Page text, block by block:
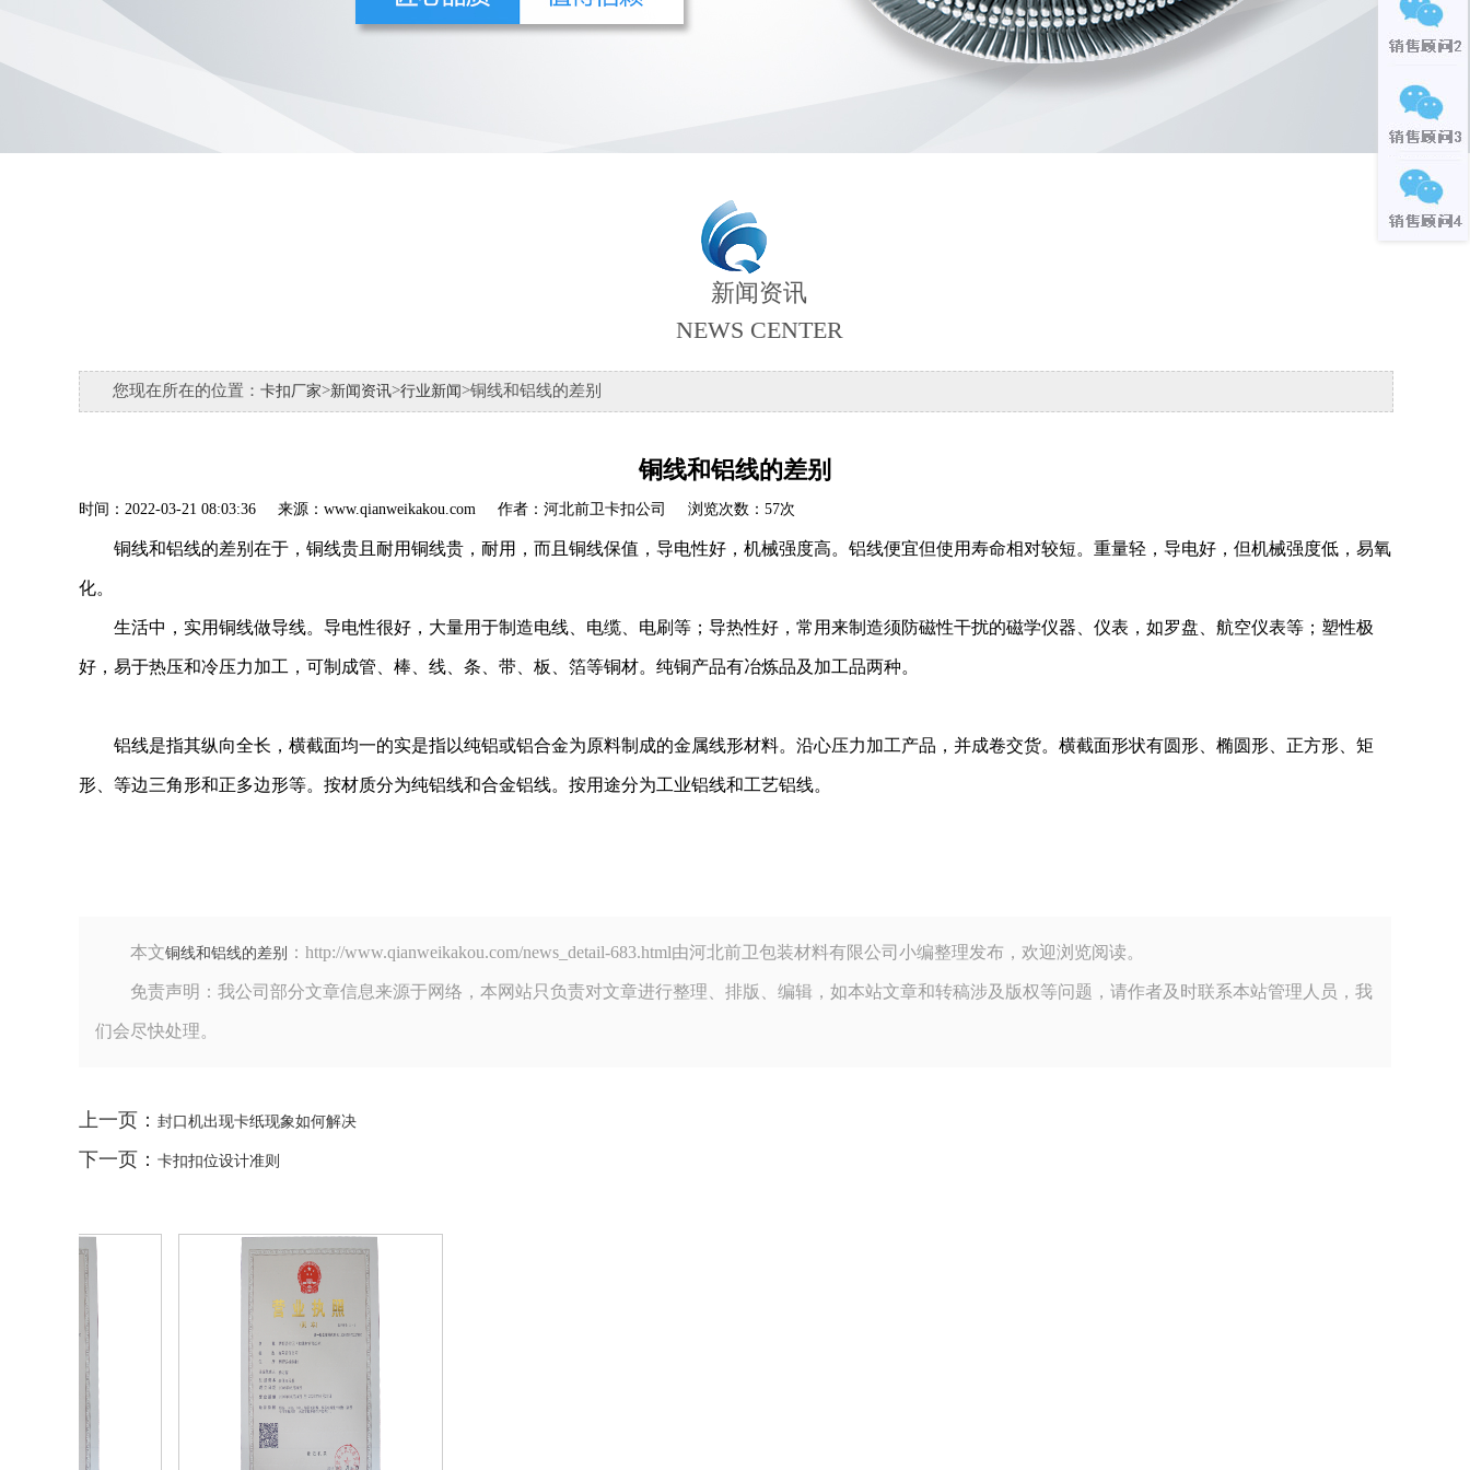
新闻资讯
NEWS CENTER
您现在所在的位置： 卡扣厂家>新闻资讯>行业新闻>铜线和铝线的差别
铜线和铝线的差别
时间：2022-03-21 08:03:36 来源：www.qianweikakou.com 作者：河北前卫卡扣公司 浏览次数：57次
铜线和铝线的差别在于，铜线贵且耐用铜线贵，耐用，而且铜线保值，导电性好，机械强度高。铝线便宜但使用寿命相对较短。重量轻，导电好，但机械强度低，易氧
化。
生活中，实用铜线做导线。导电性很好，大量用于制造电线、电缆、电刷等；导热性好，常用来制造须防磁性干扰的磁学仪器、仪表，如罗盘、航空仪表等；塑性极
好，易于热压和冷压力加工，可制成管、棒、线、条、带、板、箔等铜材。纯铜产品有冶炼品及加工品两种。
铝线是指其纵向全长，横截面均一的实是指以纯铝或铝合金为原料制成的金属线形材料。沿心压力加工产品，并成卷交货。横截面形状有圆形、椭圆形、正方形、矩
形、等边三角形和正多边形等。按材质分为纯铝线和合金铝线。按用途分为工业铝线和工艺铝线。
本文铜线和铝线的差别 ：http://www.qianweikakou.com/news_detail-683.html由河北前卫包装材料有限公司小编整理发布，欢迎浏览阅读。
免责声明：我公司部分文章信息来源于网络，本网站只负责对文章进行整理、排版、编辑，如本站文章和转稿涉及版权等问题，请作者及时联系本站管理人员，我
们会尽快处理。
上一页： 封口机出现卡纸现象如何解决
下一页： 卡扣扣位设计准则